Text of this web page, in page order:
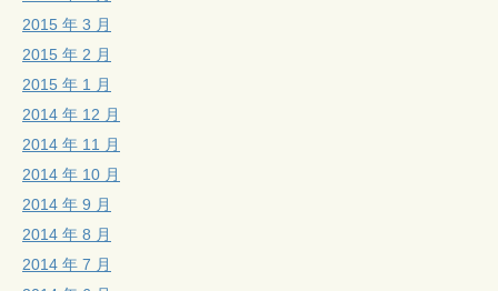
2015 年 3 月
2015 年 2 月
2015 年 1 月
2014 年 12 月
2014 年 11 月
2014 年 10 月
2014 年 9 月
2014 年 8 月
2014 年 7 月